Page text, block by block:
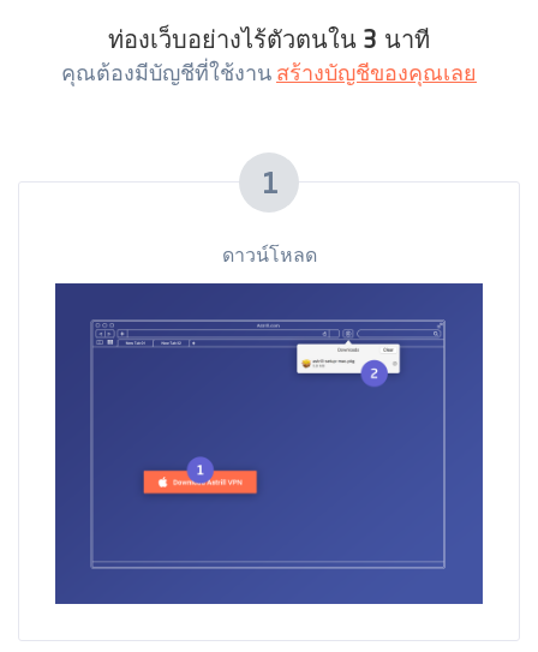
ท่องเว็บอย่างไร้ตัวตนใน 3 นาที
คุณต้องมีบัญชีที่ใช้งาน สร้างบัญชีของคุณเลย
1
ดาวน์โหลด